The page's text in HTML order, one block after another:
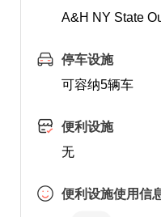
A&H NY State
停车设施
可容纳5辆车
便利设施
无
便利设施使用信